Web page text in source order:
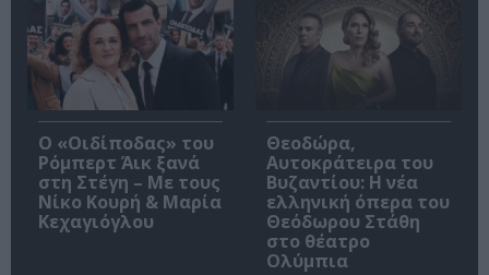
O «Οιδίποδας» του
Ρόμπερτ Άικ ξανά
στη Στέγη – Με τους
Νίκο Κουρή & Μαρία
Κεχαγιόγλου
Θεοδώρα,
Αυτοκράτειρα του
Βυζαντίου: Η νέα
ελληνική όπερα του
Θεόδωρου Στάθη
στο θέατρο
Ολύμπια